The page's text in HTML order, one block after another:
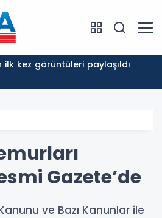
ilk kez görüntüleri paylaşıldı
Gazete’de
ve Bazı Kanunlar ile